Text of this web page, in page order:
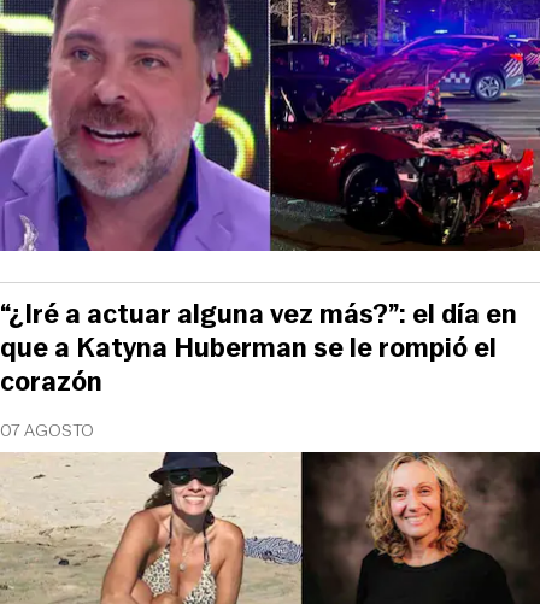
07 AGOSTO
“¿Iré a actuar alguna vez más?”: el día en
que a Katyna Huberman se le rompió el
corazón